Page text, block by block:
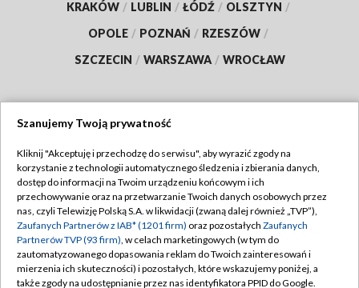
KRAKÓW / LUBLIN / ŁÓDŹ / OLSZTYN /
OPOLE / POZNAŃ / RZESZÓW /
SZCZECIN / WARSZAWA / WROCŁAW
TVP
Abonament TVP
Emisja w TVP
Centrum informacji TVP
Naziemna Telewizja Cyfrowa
Regulamin TVP
Polityka prywatności
Moje zgody
Pomoc
Szanujemy Twoją prywatność
Kliknij "Akceptuję i przechodzę do serwisu", aby wyrazić zgody na
korzystanie z technologii automatycznego śledzenia i zbierania danych,
dostęp do informacji na Twoim urządzeniu końcowym i ich
przechowywanie oraz na przetwarzanie Twoich danych osobowych przez
nas, czyli Telewizję Polską S.A. w likwidacji (zwaną dalej również „TVP”),
Zaufanych Partnerów z IAB* (1201 firm) oraz pozostałych Zaufanych
Partnerów TVP (93 firm), w celach marketingowych (w tym do
zautomatyzowanego dopasowania reklam do Twoich zainteresowań i
mierzenia ich skuteczności) i pozostałych, które wskazujemy poniżej, a
także zgody na udostępnianie przez nas identyfikatora PPID do Google.